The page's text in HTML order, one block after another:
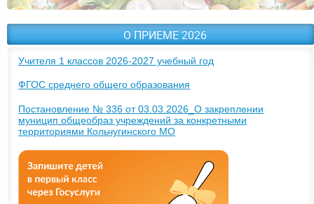
О ПРИЕМЕ 2026
Учителя 1 классов 2026-2027 учебный год
ФГОС среднего общего образования
Постановление № 336 от 03.03.2026_О закреплении
муницип общеобраз учреждений за конкретными
территориями Кольчугинского МО